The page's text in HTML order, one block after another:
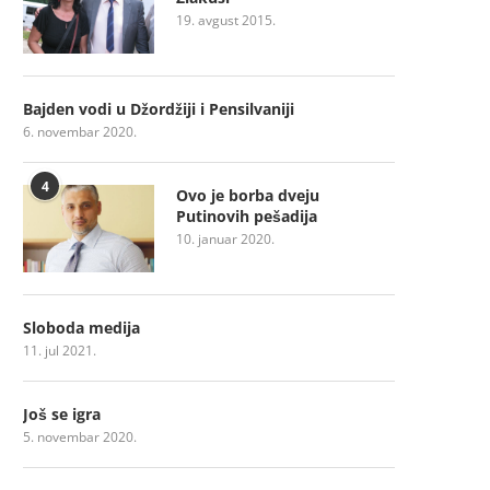
Legendarni “Električni orgazam” u
19. avgust 2015.
Bajden vodi u Džordžiji i Pensilvaniji
6. novembar 2020.
4
Ovo je borba dveju
Putinovih pešadija
10. januar 2020.
Sloboda medija
11. jul 2021.
Još se igra
5. novembar 2020.